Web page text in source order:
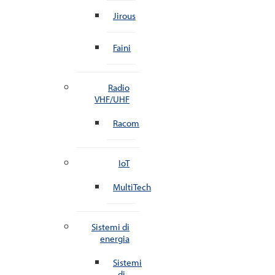
Jirous
Faini
Radio
VHF/UHF
Racom
IoT
MultiTech
Sistemi di
energia
Sistemi